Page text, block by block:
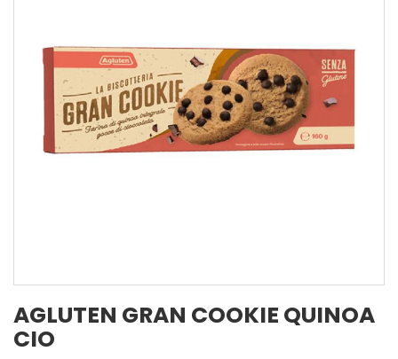
AGLUTEN GRAN COOKIE QUINOA
CIO